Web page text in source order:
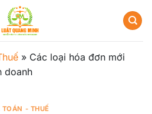
» Các loại hóa đơn mới
doanh
TOÁN - THUẾ